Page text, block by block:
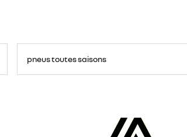
pneus toutes saisons